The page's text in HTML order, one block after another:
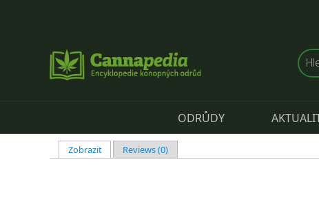
ODRŮDY
Hlavní záložky
Zobrazit(aktivní záložka)
Reviews (0)